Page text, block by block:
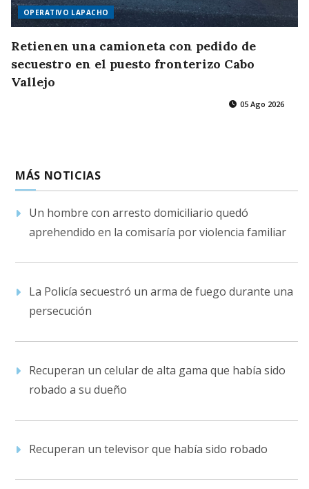
OPERATIVO LAPACHO
Retienen una camioneta con pedido de
secuestro en el puesto fronterizo Cabo
Vallejo
05 Ago 2026
MÁS NOTICIAS
Un hombre con arresto domiciliario quedó
aprehendido en la comisaría por violencia familiar
La Policía secuestró un arma de fuego durante una
persecución
Recuperan un celular de alta gama que había sido
robado a su dueño
Recuperan un televisor que había sido robado